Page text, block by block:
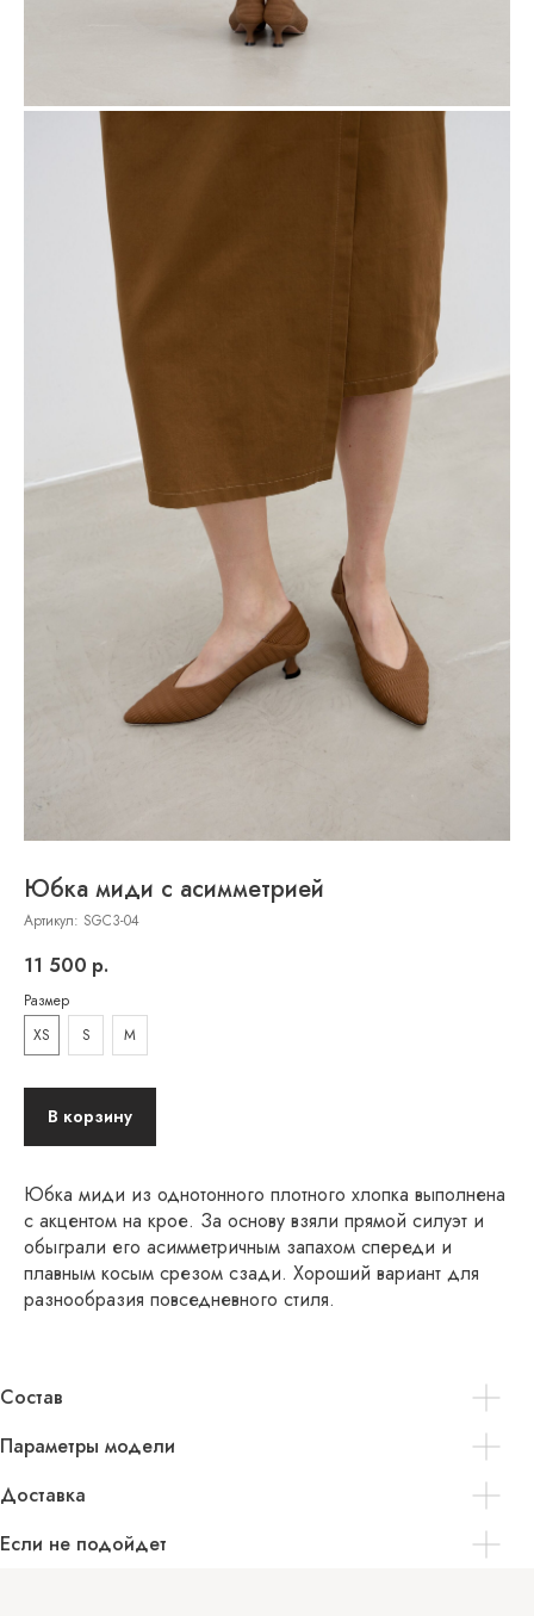
Юбка миди с асимметрией
Артикул: SGC3-04
11 500 р.
Размер
XS
S M
В корзину
Юбка миди из однотонного плотного хлопка выполнена
с акцентом на крое. За основу взяли прямой силуэт и
обыграли его асимметричным запахом спереди и
плавным косым срезом сзади. Хороший вариант для
разнообразия повседневного стиля.
Состав
Параметры модели
Доставка
Если не подойдет